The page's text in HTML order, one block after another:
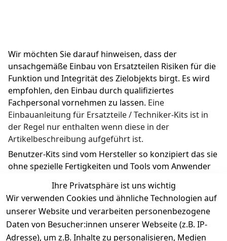
Wir möchten Sie darauf hinweisen, dass der
unsachgemäße Einbau von Ersatzteilen Risiken für die
Funktion und Integrität des Zielobjekts birgt. Es wird
empfohlen, den Einbau durch qualifiziertes
Fachpersonal vornehmen zu lassen. Eine
Einbauanleitung für Ersatzteile / Techniker-Kits ist in
der Regel nur enthalten wenn diese in der
Artikelbeschreibung aufgeführt ist.
Benutzer-Kits sind vom Hersteller so konzipiert das sie
ohne spezielle Fertigkeiten und Tools vom Anwender
Ihre Privatsphäre ist uns wichtig
Wir verwenden Cookies und ähnliche Technologien auf
unserer Website und verarbeiten personenbezogene
Daten von Besucher:innen unserer Webseite (z.B. IP-
Adresse), um z.B. Inhalte zu personalisieren, Medien